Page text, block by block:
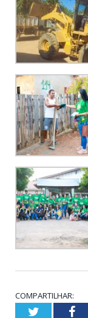
COMPARTILHAR:
Twitter